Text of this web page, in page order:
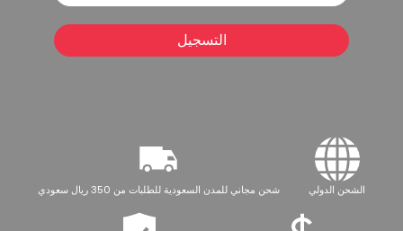
التسجيل
الشحن الدولي شحن مجاني للمدن السعودية للطلبات من 350 ريال سعودي